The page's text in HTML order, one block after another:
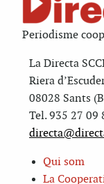
Periodisme
La Directa
Riera
08028 Sants
Tel. 935 27 09
Qui som
La